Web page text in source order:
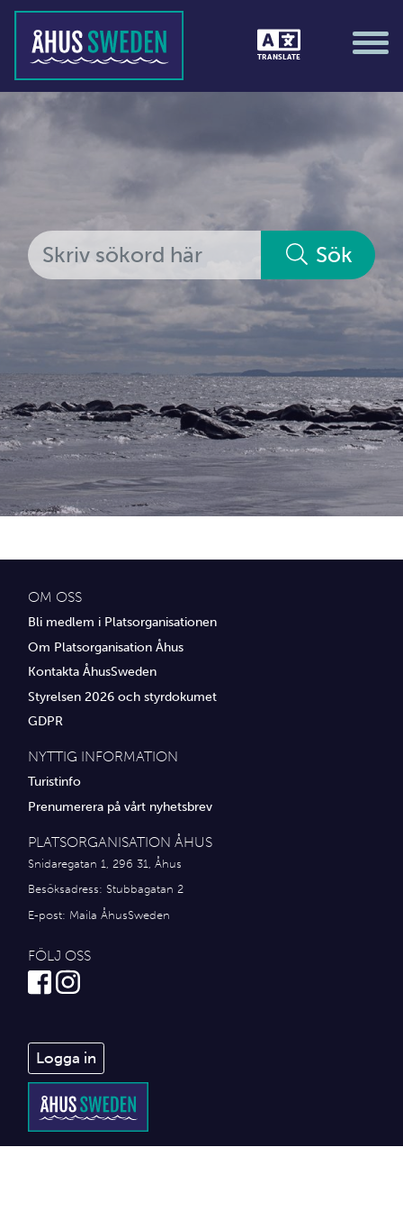
TRANSLATE
Tävlingar &amp; matcher
Alla medlemmar
Ekonomi &amp; juridik
Hantverkare
Hus &amp; hem
Ideella föreningar
Idrottsföreningar
Media
Transport
Övrig service
Sök
OM OSS
Bli medlem i Platsorganisationen
Om Platsorganisation Åhus
Kontakta ÅhusSweden
Styrelsen 2026 och styrdokumet
GDPR
NYTTIG INFORMATION
Turistinfo
Prenumerera på vårt nyhetsbrev
PLATSORGANISATION ÅHUS
Snidaregatan 1, 296 31, Åhus
Besöksadress: Stubbagatan 2
E-post: Maila ÅhusSweden
FÖLJ OSS
Logga in